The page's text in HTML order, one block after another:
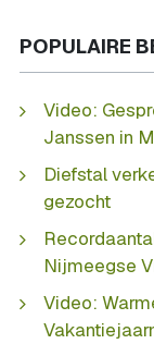
POPULAIRE
Video:
Janssen in
Diefstal
gezocht
Nijmeegse
Video: